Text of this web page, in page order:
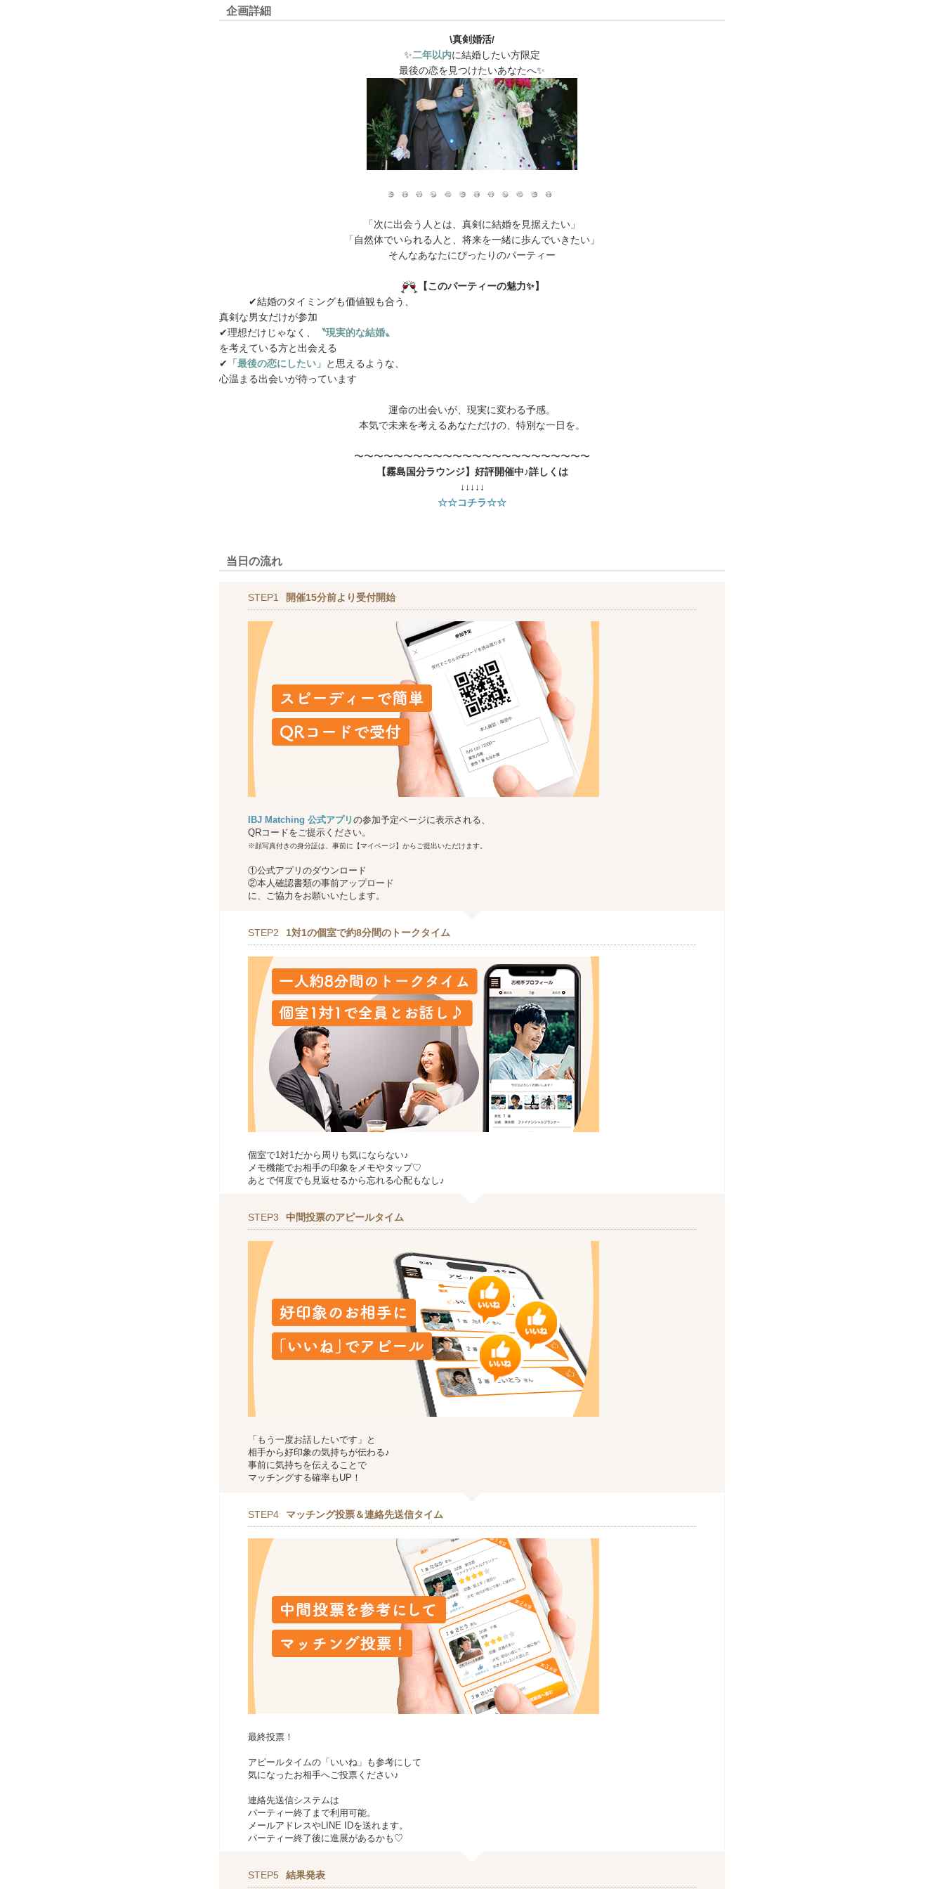
企画詳細
\真剣婚活/
✨️二年以内に結婚したい方限定
最後の恋を見つけたいあなたへ✨️
「次に出会う人とは、真剣に結婚を見据えたい」
「自然体でいられる人と、将来を一緒に歩んでいきたい」
そんなあなたにぴったりのパーティー
【このパーティーの魅力✨️】
✔結婚のタイミングも価値観も合う、
真剣な男女だけが参加
✔理想だけじゃなく、
〝現実的な結婚〟
を考えている方と出会える
✔
「最後の恋にしたい」 と思えるような、
心温まる出会いが待っています
運命の出会いが、現実に変わる予感。
本気で未来を考えるあなただけの、特別な一日を。
〜〜〜〜〜〜〜〜〜〜〜〜〜〜〜〜〜〜〜〜〜〜〜〜
【霧島国分ラウンジ】好評開催中♪詳しくは
↓↓↓↓↓
☆☆コチラ☆☆
当日の流れ
STEP1 開催15分前より受付開始
IBJ Matching 公式アプリ の参加予定ページに表示される、
QRコードをご提示ください。
※顔写真付きの身分証は、事前に【マイページ】からご提出いただけます。
①公式アプリのダウンロード
②本人確認書類の事前アップロード
に、ご協力をお願いいたします。
STEP2 1対1の個室で約8分間のトークタイム
個室で1対1だから周りも気にならない♪
メモ機能でお相手の印象をメモやタップ♡
あとで何度でも見返せるから忘れる心配もなし♪
STEP3 中間投票のアピールタイム
「もう一度お話したいです」と
相手から好印象の気持ちが伝わる♪
事前に気持ちを伝えることで
マッチングする確率もUP！
STEP4 マッチング投票＆連絡先送信タイム
最終投票！
アピールタイムの「いいね」も参考にして
気になったお相手へご投票ください♪
連絡先送信システムは
パーティー終了まで利用可能。
メールアドレスやLINE IDを送れます。
パーティー終了後に進展があるかも♡
STEP5 結果発表